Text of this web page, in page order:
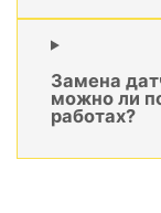
Замена
можно ли
работах?